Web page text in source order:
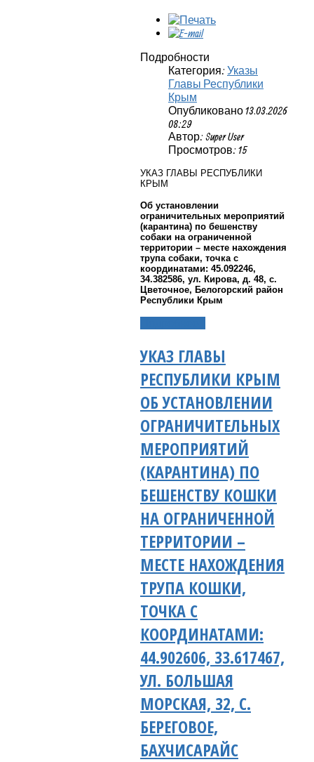
Подробности
Категория: Указы
Главы Республики
Крым
Опубликовано 13.03.2026
08:29
Автор: Super User
Просмотров: 15
УКАЗ ГЛАВЫ РЕСПУБЛИКИ
КРЫМ
Об установлении
ограничительных мероприятий
(карантина) по бешенству
собаки на ограниченной
территории – месте нахождения
трупа собаки, точка с
координатами: 45.092246,
34.382586, ул. Кирова, д. 48, с.
Цветочное, Белогорский район
Республики Крым
УКАЗ ГЛАВЫ
РЕСПУБЛИКИ КРЫМ
ОБ УСТАНОВЛЕНИИ
ОГРАНИЧИТЕЛЬНЫХ
МЕРОПРИЯТИЙ
(КАРАНТИНА) ПО
БЕШЕНСТВУ КОШКИ
НА ОГРАНИЧЕННОЙ
ТЕРРИТОРИИ –
МЕСТЕ НАХОЖДЕНИЯ
ТРУПА КОШКИ,
ТОЧКА С
КООРДИНАТАМИ:
44.902606, 33.617467,
УЛ. БОЛЬШАЯ
МОРСКАЯ, 32, С.
БЕРЕГОВОЕ,
БАХЧИСАРАЙС